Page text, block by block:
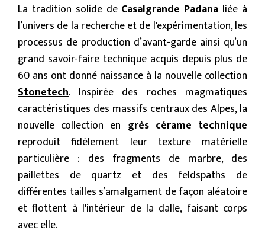
La tradition solide de Casalgrande Padana liée à
l’univers de la recherche et de l'expérimentation, les
processus de production d’avant-garde ainsi qu’un
grand savoir-faire technique acquis depuis plus de
60 ans ont donné naissance à la nouvelle collection
Stonetech. Inspirée des roches magmatiques
caractéristiques des massifs centraux des Alpes, la
nouvelle collection en grès cérame technique
reproduit fidèlement leur texture matérielle
particulière : des fragments de marbre, des
paillettes de quartz et des feldspaths de
différentes tailles s’amalgament de façon aléatoire
et flottent à l'intérieur de la dalle, faisant corps
avec elle.